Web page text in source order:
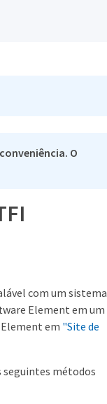
O
com um sistema
Element em um
Element em "Site de
seguintes métodos